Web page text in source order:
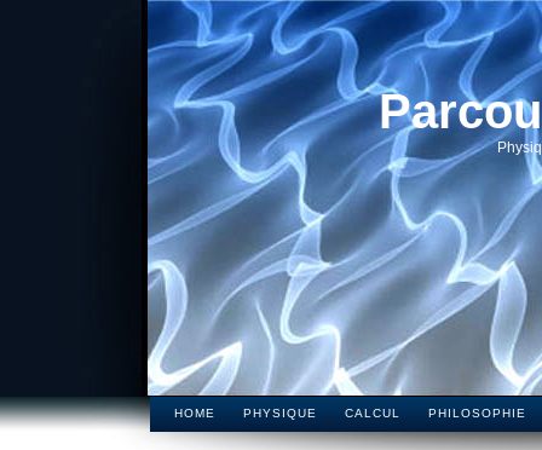
HOME PHYSIQUE CALCUL PHILOSOPHIE